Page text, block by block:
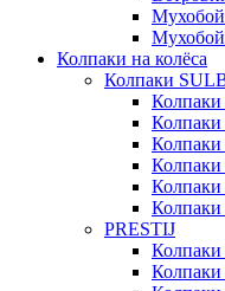
Колпаки на колёса
Колпаки
Колпаки
Колпаки
Колпаки
Колпаки
Колпаки
Колпаки
PRESTIJ
Колпаки
Колпаки